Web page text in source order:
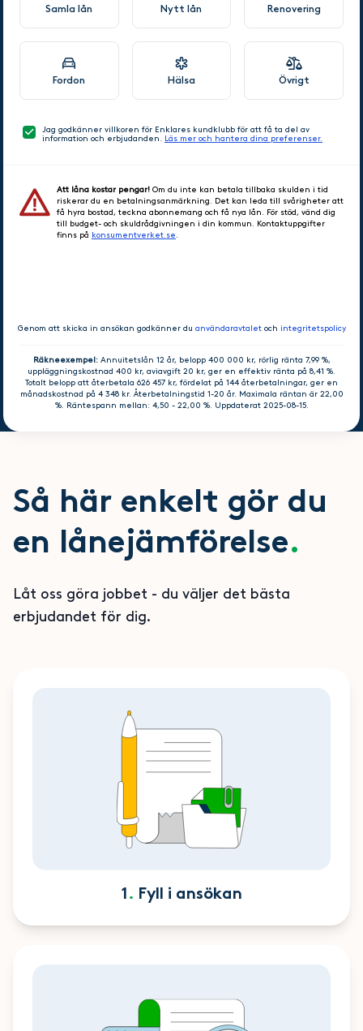
Samla lån Nytt lån Renovering
Fordon Hälsa Övrigt
Jag godkänner villkoren för Enklares kundklubb för att få ta del av
information och erbjudanden. Läs mer och hantera dina preferenser.
Att låna kostar pengar! Om du inte kan betala tillbaka skulden i tid
riskerar du en betalningsanmärkning. Det kan leda till svårigheter att
få hyra bostad, teckna abonnemang och få nya lån. För stöd, vänd dig
till budget- och skuldrådgivningen i din kommun. Kontaktuppgifter
finns på konsumentverket.se.
Genom att skicka in ansökan godkänner du användaravtaletoch integritetspolicy
Räkneexempel: Annuitetslån 12 år, belopp 400 000 kr, rörlig ränta 7,99 %,
uppläggningskostnad 400 kr, aviavgift 20 kr, ger en effektiv ränta på 8,41 %.
Totalt belopp att återbetala 626 457 kr, fördelat på 144 återbetalningar, ger en
månadskostnad på 4 348 kr. Återbetalningstid 1-20 år. Maximala räntan är 22,00
%. Räntespann mellan: 4,50 - 22,00 %. Uppdaterat 2025-08-15.
Så här enkelt gör du
en lånejämförelse.
Låt oss göra jobbet - du väljer det bästa
erbjudandet för dig.
1 . Fyll i ansökan